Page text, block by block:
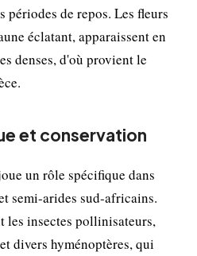
périodes de repos. Les fleurs
éclatant, apparaissent en
denses, d'où provient le
et conservation
un rôle spécifique dans
semi-arides sud-africains.
les insectes pollinisateurs,
divers hyménoptères, qui